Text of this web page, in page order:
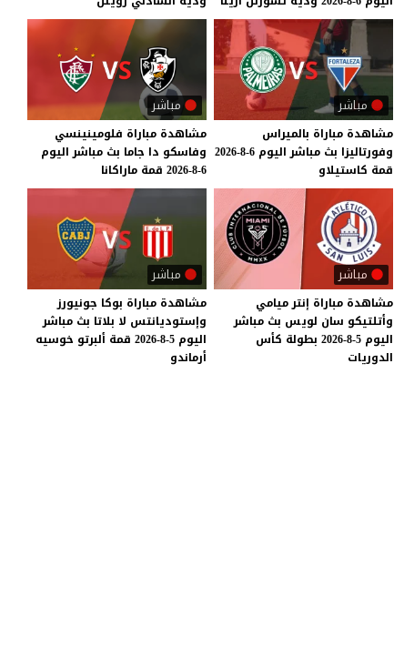
مباشر
مشاهدة مباراة بالميراس
وفورتاليزا بث مباشر اليوم 6-8-2026
قمة كاستيلاو
مباشر
مشاهدة مباراة فلومينينسي
وفاسكو دا جاما بث مباشر اليوم
6-8-2026
قمة ماراكانا
مباشر
مشاهدة مباراة إنتر ميامي
وأتلتيكو سان لويس بث مباشر
اليوم 5-8-2026 بطولة كأس
الدوريات
مباشر
مشاهدة مباراة بوكا جونيورز
وإستوديانتس لا بلاتا بث مباشر
اليوم 5-8-2026 قمة ألبرتو خوسيه
أرماندو